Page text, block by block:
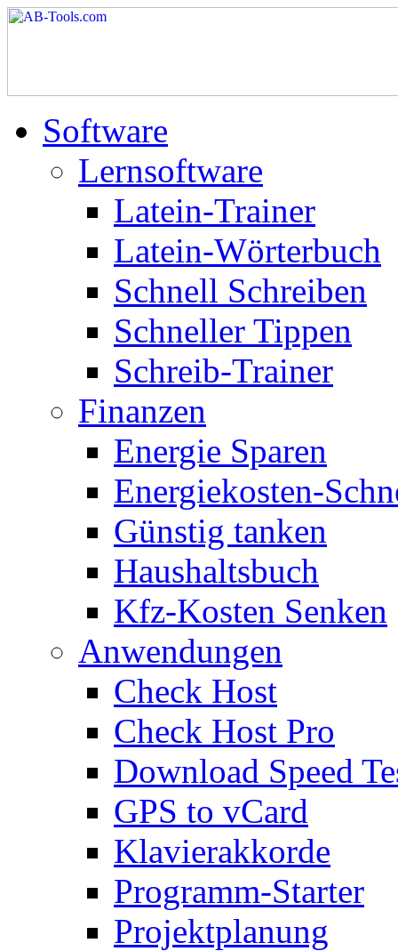
Software
Lernsoftware
Latein-Trainer
Latein-Wörterbuch
Schnell Schreiben
Schneller Tippen
Schreib-Trainer
Finanzen
Energie Sparen
Energiekosten-
Günstig tanken
Haushaltsbuch
Kfz-Kosten Senken
Anwendungen
Check Host
Check Host Pro
Download Speed
GPS to vCard
Klavierakkorde
Programm-Starter
Projektplanung